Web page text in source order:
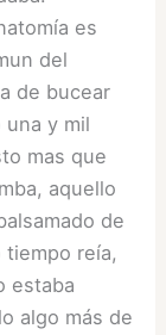
es
del
de bucear
y mil
mas que
aquello
de
reía,
estaba
algo más de